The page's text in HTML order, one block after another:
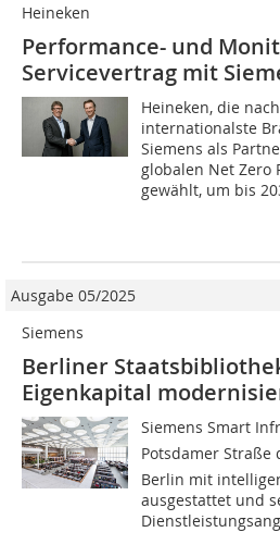
Heineken
Performance- und
Servicevertrag mit
Heineken, die
internationalste
Siemens als
globalen Net Zero
gewählt, um bis
Ausgabe 05/2025
Siemens
Berliner
Eigenkapital
Siemens Smart
Potsdamer
Berlin mit
ausgestattet und